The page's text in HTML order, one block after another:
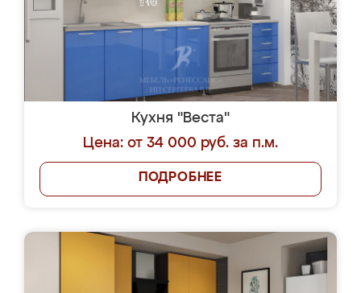
Кухня "Веста"
Цена: от 34 000 руб. за п.м.
ПОДРОБНЕЕ